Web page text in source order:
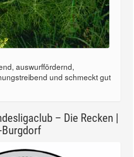
auswurffördernd,
und schmeckt gut
– Die Recken |
Burgdorf